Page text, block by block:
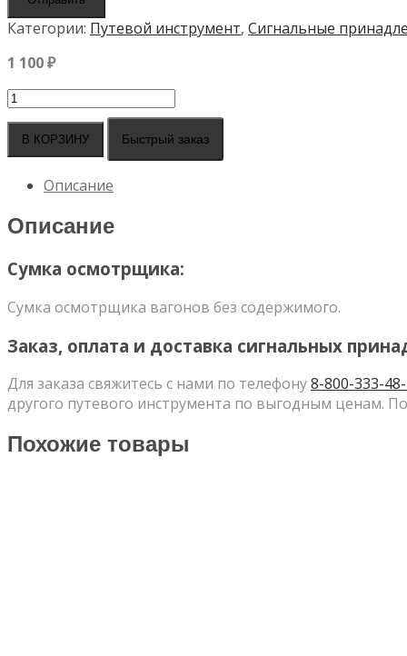
Категории: Путевой инструмент, Сигнальные
1 100₽
Количество
Сумка
осмотрщика
В КОРЗИНУ Быстрый заказ
Описание
Описание
Сумка осмотрщика:
Сумка осмотрщика вагонов без содержимого.
Заказ, оплата и доставка сигнальных
Для заказа свяжитесь с нами по телефону8-800-333-
другого путевого инструмента по выгодным ценам.
Похожие товары